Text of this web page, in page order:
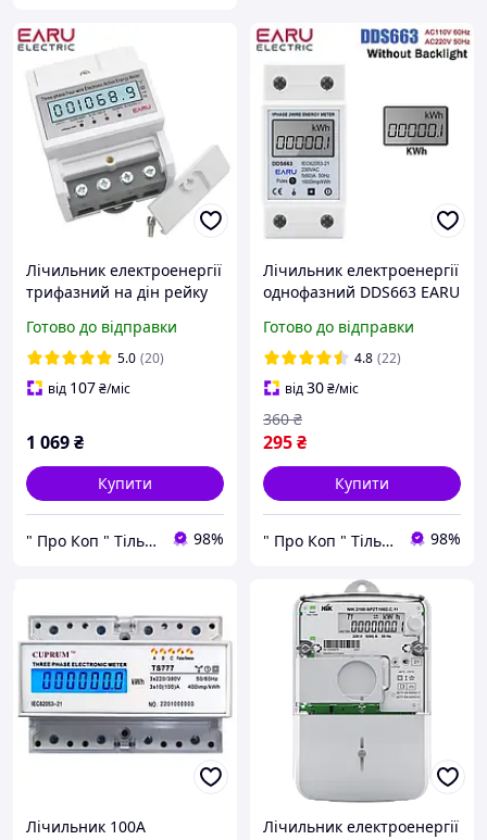
Лічильник електроенергії
трифазний на дін рейку
3X230/400V 50Hz з
підсвіткою
Готово до відправки
5.0 (20)
від 107₴/міс
1 069₴
Купити
" Про Коп " Тільки вигідні покупки! 98%
Лічильник електроенергії
однофазний DDS663 EARU
5(60)А 230V 50Hz з РК-
дисплеєм
Готово до відправки
4.8 (22)
від30₴/міс
295₴
360 ₴
Купити
" Про Коп " Тільки вигідні покупки! 98%
Лічильник 100А
Лічильник електроенергії